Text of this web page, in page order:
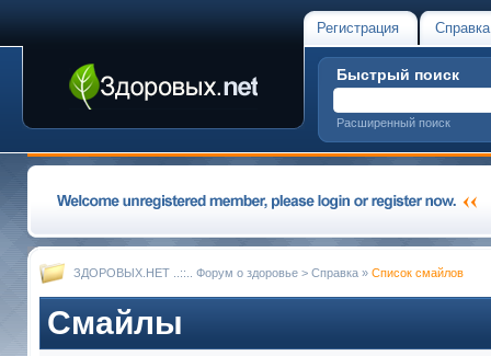
Регистрация Справка
Быстрый поиск
Расширенный поиск
ЗДОРОВЫХ.НЕТ ..::.. Форум о здоровье > Справка » Список смайлов
Смайлы